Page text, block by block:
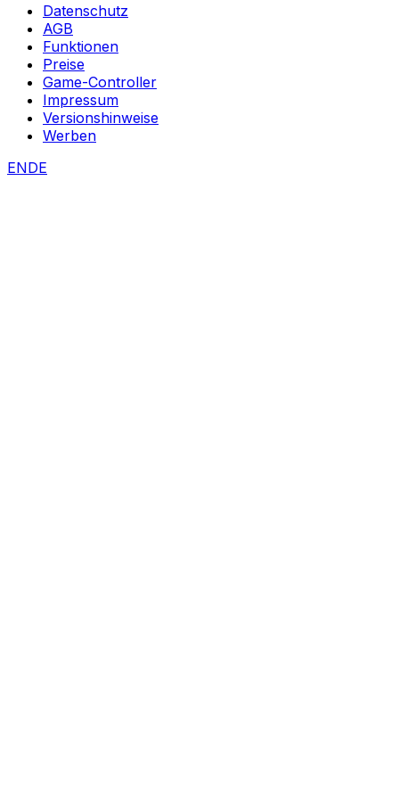
Datenschutz
AGB
Funktionen
Preise
Game-Controller
Impressum
Versionshinweise
Werben
ENDE